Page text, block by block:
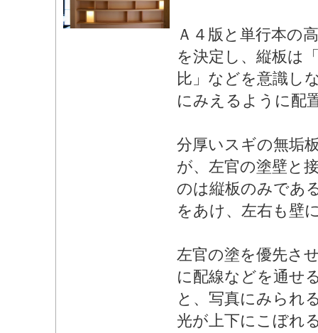
Ａ４版と単行本の
を決定し、縦板は
比」などを意識し
にみえるように配
分厚いスギの無垢
が、左官の塗壁と
のは縦板のみであ
をあけ、左右も壁
左官の塗を優先さ
に配線などを通せ
と、写真にみられ
光が上下にこぼれ